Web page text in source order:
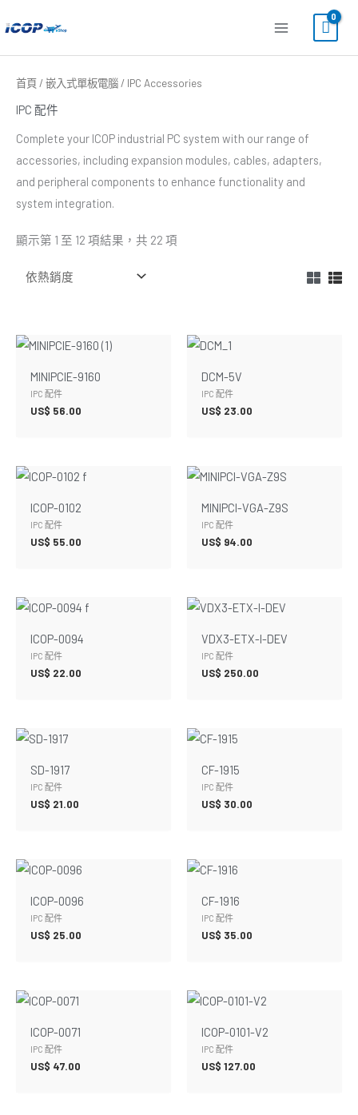
至
主
首頁 /嵌入式單板電腦 / IPC Accessories
IPC 配件
Complete your ICOP industrial PC system with our range of
accessories, including expansion modules, cables, adapters,
and peripheral components to enhance functionality and
system integration.
顯示第 1 至 12 項結果，共 22 項
依
熱
序
MINIPCIE-9160
IPC 配件
US$ 56.00
DCM-5V
IPC 配件
US$ 23.00
ICOP-0102
IPC 配件
US$ 55.00
MINIPCI-VGA-Z9S
IPC 配件
US$ 94.00
ICOP-0094
IPC 配件
US$ 22.00
VDX3-ETX-I-DEV
IPC 配件
US$ 250.00
SD-1917
IPC 配件
US$ 21.00
CF-1915
IPC 配件
US$ 30.00
ICOP-0096
IPC 配件
US$ 25.00
CF-1916
IPC 配件
US$ 35.00
ICOP-0071
IPC 配件
US$ 47.00
ICOP-0101-V2
IPC 配件
US$ 127.00